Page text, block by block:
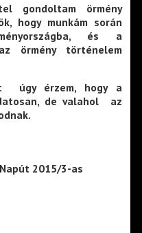
gondoltam örmény
hogy munkám során
és a
örmény történelem
úgy érzem, hogy a
de valahol az
2015/3-as